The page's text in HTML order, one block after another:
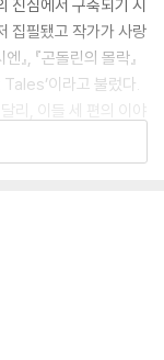
진심에서 구축되기 시
집필됐고 작가가 사랑
』, 『곤돌린의 몰락』
이라고 불렀다.
리, 이들 세 편의 이야
이라는 공통점을 지
로웨와 함께 요정들의
른바 상고대(제1시
으며, 톨킨 신화에서
구상부터 점진적으
시대를 마무리하는